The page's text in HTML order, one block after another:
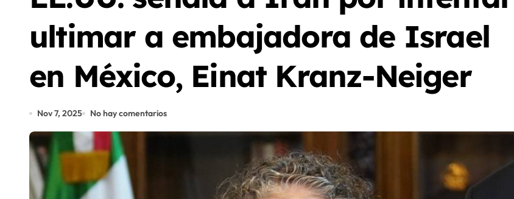
ultimar a embajadora de Israel
en México, Einat Kranz-Neiger
Nov 7, 2025 No hay comentarios